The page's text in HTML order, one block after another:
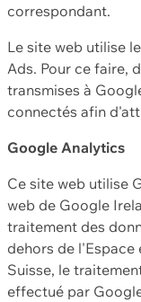
correspondant.
Le site web utilise
Ads. Pour ce faire,
transmises à
connectés afin
Google Analytics
Ce site web utilise
web de Google
traitement des
dehors de l'Espace
Suisse, le
effectué par